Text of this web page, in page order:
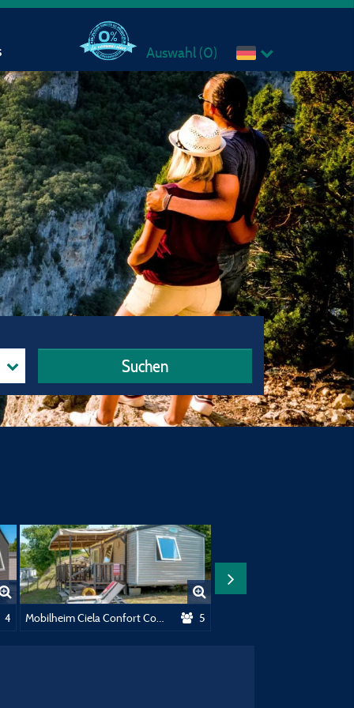
Auswahl (0)
- 2 Schlefzimmer Suchen
4 Mobilheim Ciela Confort Compact – 2 Schlafzimmer (4 Erwachsene + 1 Kind) 5